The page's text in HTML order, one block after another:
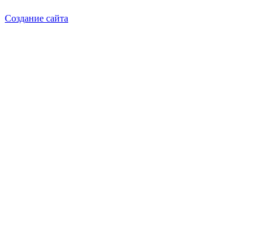
Создание сайта